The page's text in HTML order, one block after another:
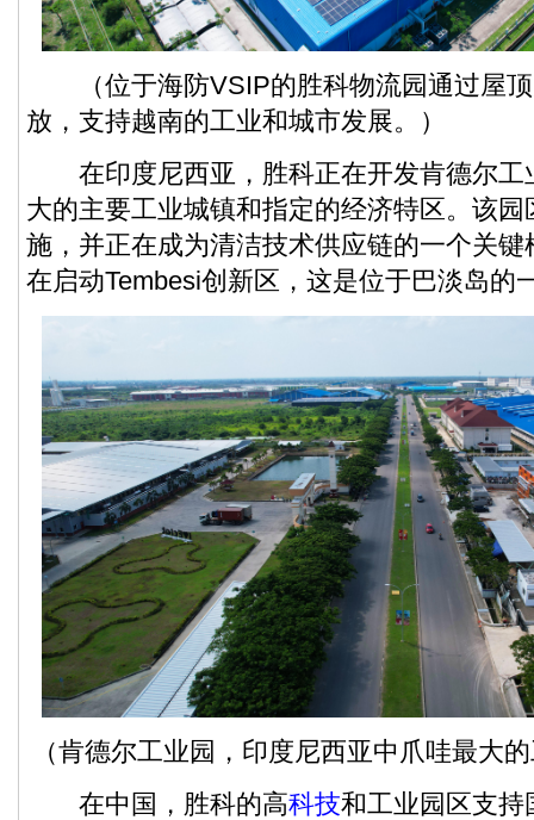
（位于海防VSIP的胜科物流园通过屋顶
放，支持越南的工业和城市发展。）
在印度尼西亚，胜科正在开发肯德尔工
大的主要工业城镇和指定的经济特区。该
施，并正在成为清洁技术供应链的一个关
在启动Tembesi创新区，这是位于巴淡岛的
（肯德尔工业园，印度尼西亚中爪哇最大
在中国，胜科的高科技和工业园区支持